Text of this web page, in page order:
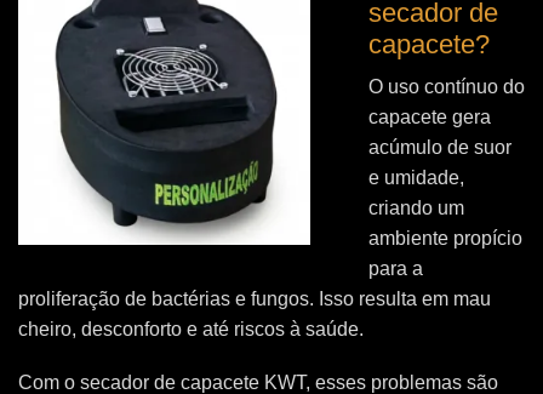
secador de
capacete?
O uso contínuo do
capacete gera
acúmulo de suor
e umidade,
criando um
ambiente propício
para a
proliferação de bactérias e fungos. Isso resulta em mau
cheiro, desconforto e até riscos à saúde.
Com o secador de capacete KWT, esses problemas são